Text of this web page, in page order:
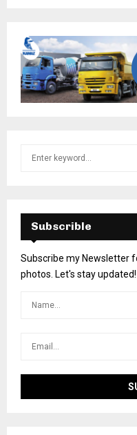
Subscrible
Subscribe my Newsletter
photos. Let's stay updated!